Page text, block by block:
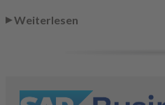
Weiterlesen